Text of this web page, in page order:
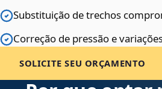
Substituição de trechos
Correção de pressão e
SOLICITE SEU ORÇAMENTO